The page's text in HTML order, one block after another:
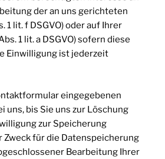
der an uns gerichteten
1 lit. f DSGVO) oder auf Ihrer
1 lit. a DSGVO) sofern diese
Einwilligung ist jederzeit
eingegebenen
uns, bis Sie uns zur Löschung
zur Speicherung
für die Datenspeicherung
Bearbeitung Ihrer